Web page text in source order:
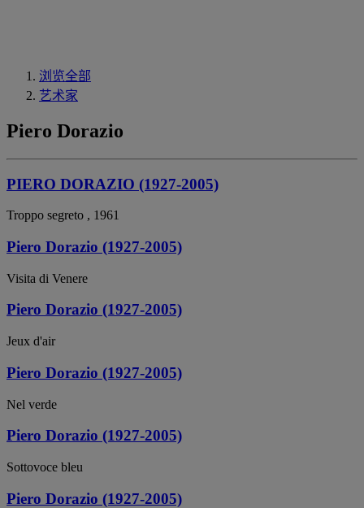
浏览全部
艺术家
Piero Dorazio
PIERO DORAZIO (1927-2005)
Troppo segreto , 1961
Piero Dorazio (1927-2005)
Visita di Venere
Piero Dorazio (1927-2005)
Jeux d'air
Piero Dorazio (1927-2005)
Nel verde
Piero Dorazio (1927-2005)
Sottovoce bleu
Piero Dorazio (1927-2005)